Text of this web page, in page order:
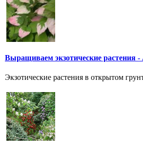
Выращиваем экзотические растения
Экзотические растения в открытом